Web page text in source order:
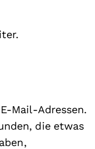
Mail-Adressen.
die etwas